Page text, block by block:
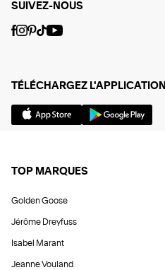
SUIVEZ-NOUS
TÉLÉCHARGEZ L'APPLICATION
TOP MARQUES
Golden Goose
Jérôme Dreyfuss
Isabel Marant
Jeanne Vouland